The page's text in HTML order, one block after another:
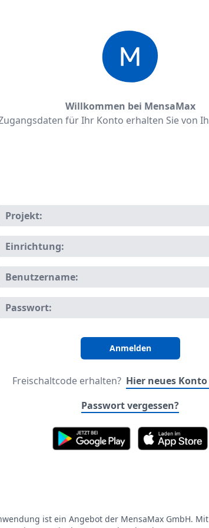
Willkommen bei MensaMax
für Ihr Konto erhalten Sie von
Projekt:
Einrichtung:
Benutzername:
Passwort:
Freischaltcode erhalten? Hier neues
Passwort vergessen?
ist ein Angebot der MensaMax GmbH.